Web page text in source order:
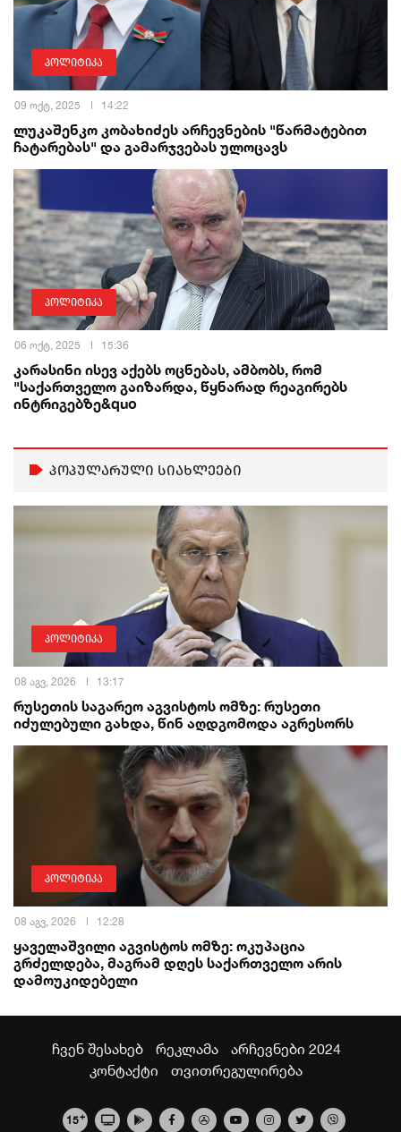
პოლიტიკა
09 ოქტ, 2025 14:22
ლუკაშენკო კობახიძეს არჩევნების "წარმატებით
ჩატარებას" და გამარჯვებას ულოცავს
პოლიტიკა
06 ოქტ, 2025 15:36
კარასინი ისევ აქებს ოცნებას, ამბობს, რომ
"საქართველო გაიზარდა, წყნარად რეაგირებს
ინტრიგებზე&quo
პოპულარული სიახლეები
პოლიტიკა
08 აგვ, 2026 13:17
რუსეთის საგარეო აგვისტოს ომზე: რუსეთი
იძულებული გახდა, წინ აღდგომოდა აგრესორს
პოლიტიკა
08 აგვ, 2026 12:28
ყაველაშვილი აგვისტოს ომზე: ოკუპაცია
გრძელდება, მაგრამ დღეს საქართველო არის
დამოუკიდებელი
ჩვენ შესახებ რეკლამა
არჩევნები 2024
კონტაქტი
თვითრეგულირება
15+